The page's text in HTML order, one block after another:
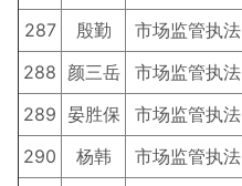
287
殷勤 市场监管执法
288 颜三岳 市场监管执法
289 晏胜保 市场监管执法
290
杨韩 市场监管执法